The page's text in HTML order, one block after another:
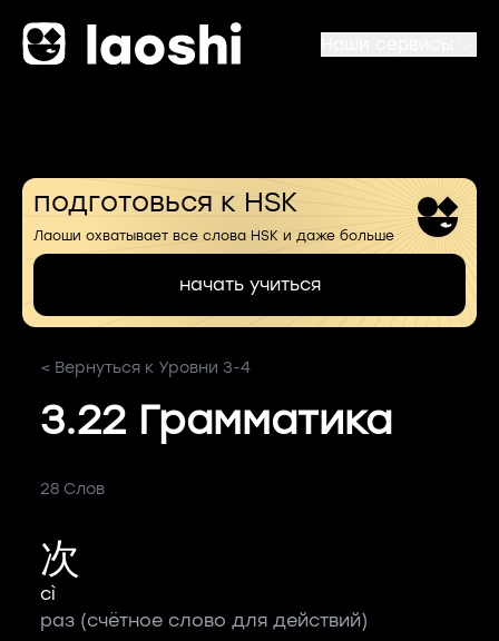
подготовься к HSK
Лаоши охватывает все слова HSK и даже больше
начать учиться
< Вернуться к Уровни 3-4
3.22 Грамматика
28 Слов
次
cì
раз (счётное слово для действий)